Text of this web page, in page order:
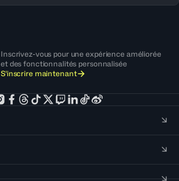
Inscrivez-vous pour une expérience améliorée
et des fonctionnalités personnalisée
S'inscrire maintenant